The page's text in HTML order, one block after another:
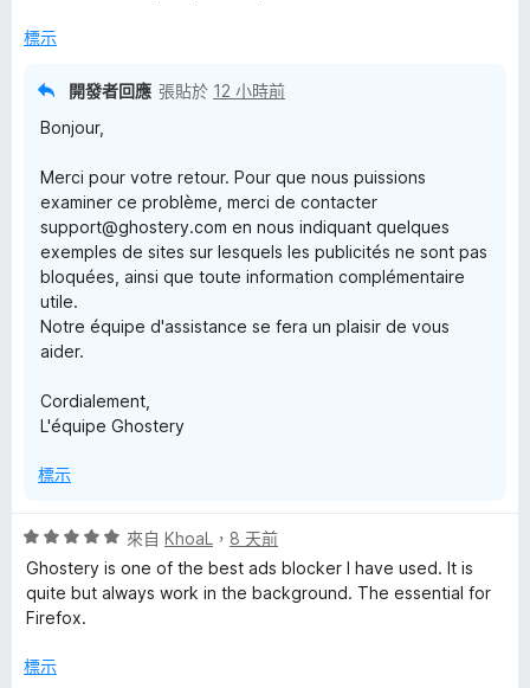
5
，
標示
開發者回應 張貼於 12 小時前
Bonjour,
Merci pour votre retour. Pour que nous puissions
examiner ce problème, merci de contacter
support@ghostery.com en nous indiquant quelques
exemples de sites sur lesquels les publicités ne sont pas
bloquées, ainsi que toute information complémentaire
utile.
Notre équipe d'assistance se fera un plaisir de vous
aider.
Cordialement,
L'équipe Ghostery
標示
評
價
5
分
滿
來自 KhoaL ， 8 天前
Ghostery is one of the best ads blocker I have used. It is
quite but always work in the background. The essential for
Firefox.
標示